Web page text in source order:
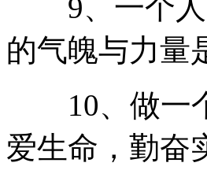
9、一个人
的气魄与力量
10、做一个
爱生命，勤奋